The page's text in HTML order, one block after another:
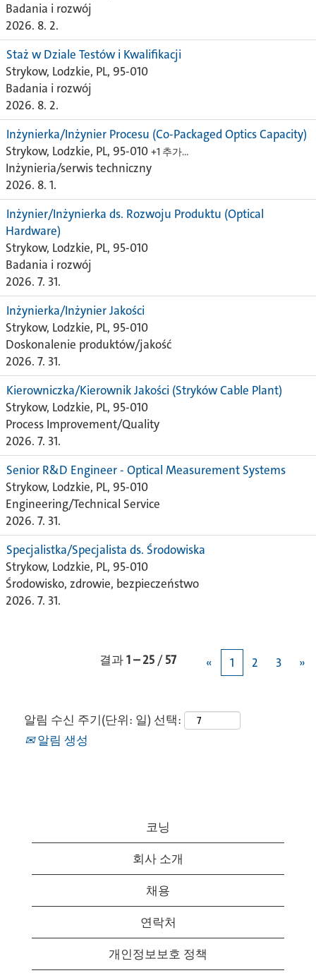
Badania i rozwój
2026. 8. 2.
Staż w Dziale Testów i Kwalifikacji
Strykow, Lodzkie, PL, 95-010
Badania i rozwój
2026. 8. 2.
Inżynierka/Inżynier Procesu (Co-Packaged Optics Capacity)
Strykow, Lodzkie, PL, 95-010 +1 추가…
Inżynieria/serwis techniczny
2026. 8. 1.
Inżynier/Inżynierka ds. Rozwoju Produktu (Optical
Hardware)
Strykow, Lodzkie, PL, 95-010
Badania i rozwój
2026. 7. 31.
Inżynierka/Inżynier Jakości
Strykow, Lodzkie, PL, 95-010
Doskonalenie produktów/jakość
2026. 7. 31.
Kierowniczka/Kierownik Jakości (Stryków Cable Plant)
Strykow, Lodzkie, PL, 95-010
Process Improvement/Quality
2026. 7. 31.
Senior R&D Engineer - Optical Measurement Systems
Strykow, Lodzkie, PL, 95-010
Engineering/Technical Service
2026. 7. 31.
Specjalistka/Specjalista ds. Środowiska
Strykow, Lodzkie, PL, 95-010
Środowisko, zdrowie, bezpieczeństwo
2026. 7. 31.
결과1 – 25 /57 « 1 2 3 »
알림 수신 주기(단위: 일) 선택:
알림 생성
코닝
회사 소개
채용
연락처
개인정보보호 정책